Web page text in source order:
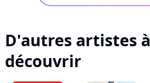
D'autres artistes à
découvrir